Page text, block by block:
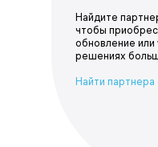
Найдите
чтобы
обновление или
решениях
Найти партнера